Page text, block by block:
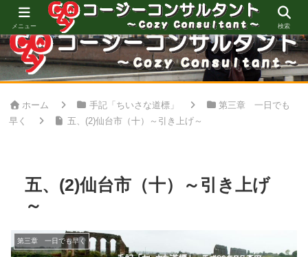
心地良い空間創りをお手伝い
ホーム 手記「ちいさな道標」
第三章 一日でも
早く
五、(2)仙台市（十）～引き上げ～
五、(2)仙台市（十）～引き上げ
～
第三章 一日でも早く
メニュー 検索